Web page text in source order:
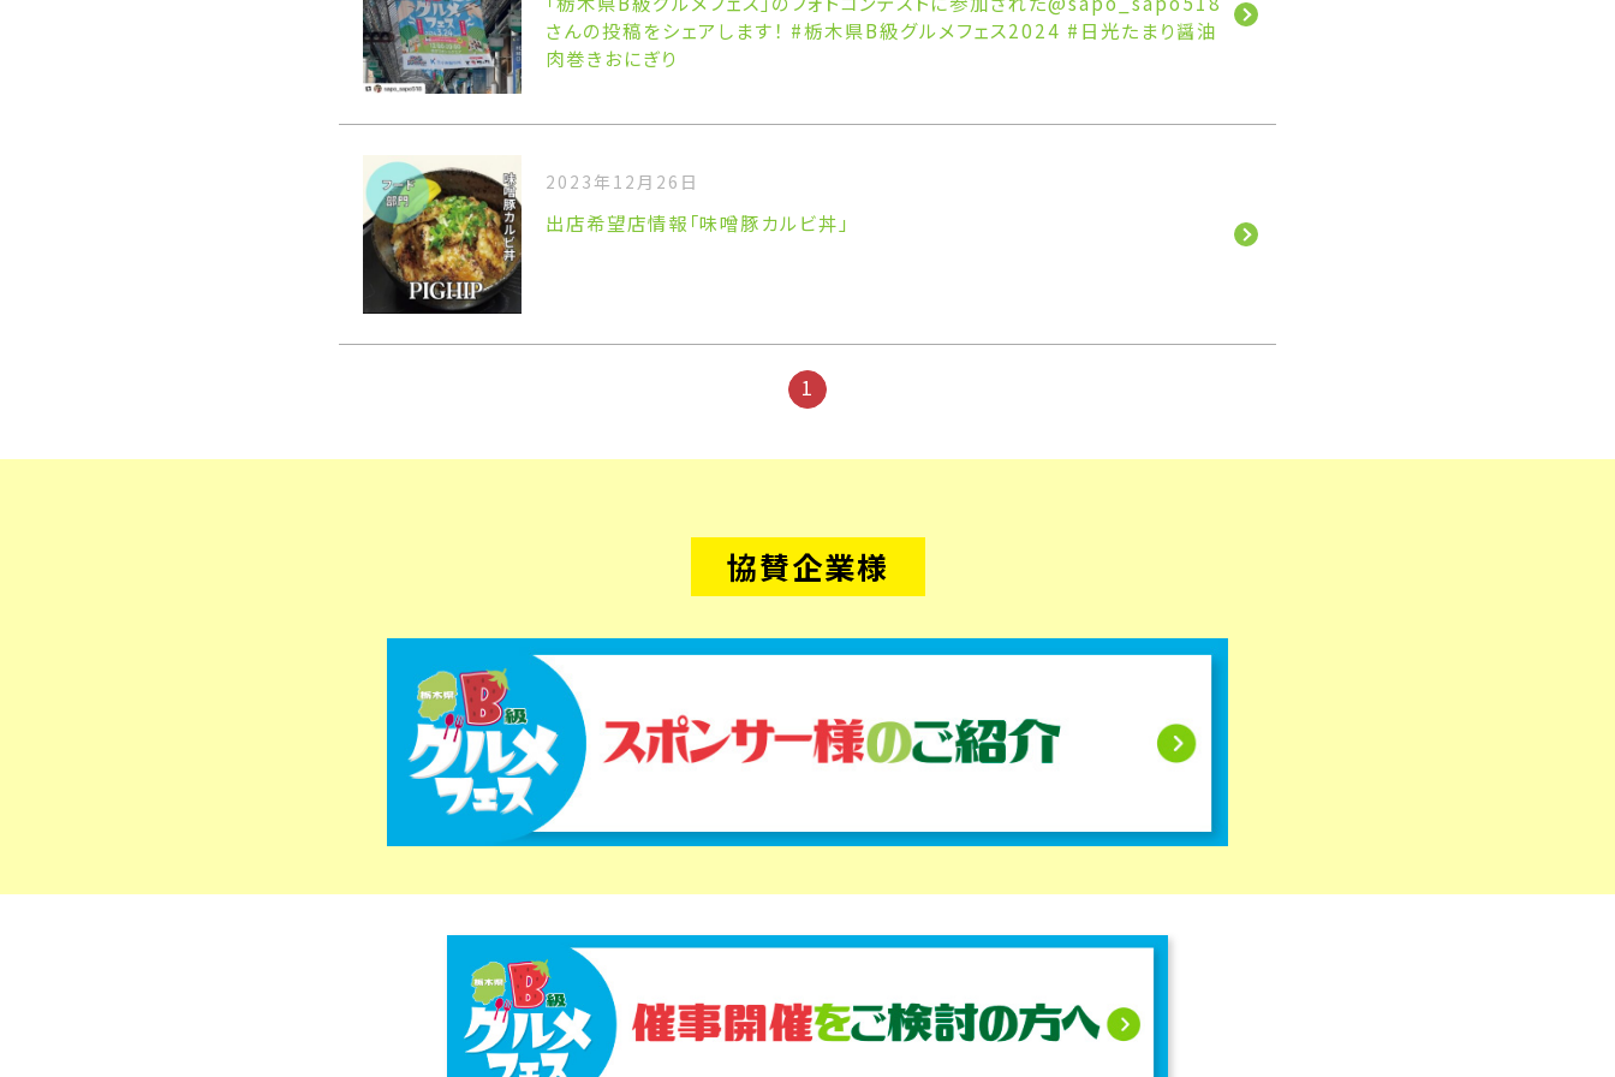
さんの投稿をシェアします！ #栃木県B級グルメフェス2024 #日光たまり醤油
肉巻きおにぎり
2023年12月26日
出店希望店情報「味噌豚カルビ丼」
1
協賛企業様